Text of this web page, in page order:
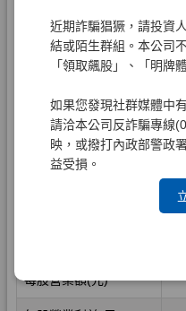
近期詐騙猖獗，請投資
結或陌生群組。本公司
「領取飆股」、「明牌
如果您發現社群媒體中
請洽本公司反詐騙專線
映，或撥打內政部警政
益受損。